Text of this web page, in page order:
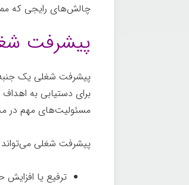
چالش‌های رایجی که
پیشرفت
پیشرفت شغلی یک جنبه
برای دستیابی به
مسئولیت‌های مهم در
پیشرفت شغلی می‌تواند
ترفیع یا افزایش